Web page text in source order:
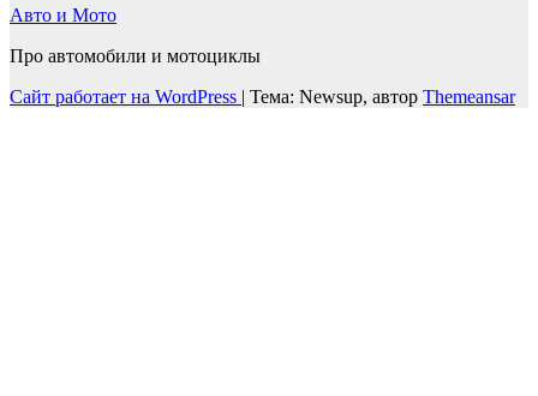
Авто и Мото
Про автомобили и мотоциклы
Сайт работает на WordPress | Тема: Newsup, автор Themeansar